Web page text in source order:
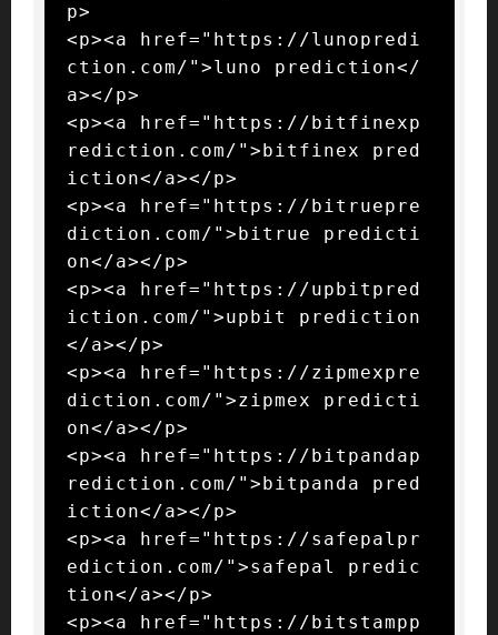
p>
<p><a href="https://lunopredi
ction.com/">luno prediction</
a></p>
<p><a href="https://bitfinexp
rediction.com/">bitfinex pred
iction</a></p>
<p><a href="https://bitruepre
diction.com/">bitrue predicti
on</a></p>
<p><a href="https://upbitpred
iction.com/">upbit prediction
</a></p>
<p><a href="https://zipmexpre
diction.com/">zipmex predicti
on</a></p>
<p><a href="https://bitpandap
rediction.com/">bitpanda pred
iction</a></p>
<p><a href="https://safepalpr
ediction.com/">safepal predic
tion</a></p>
<p><a href="https://bitstampp